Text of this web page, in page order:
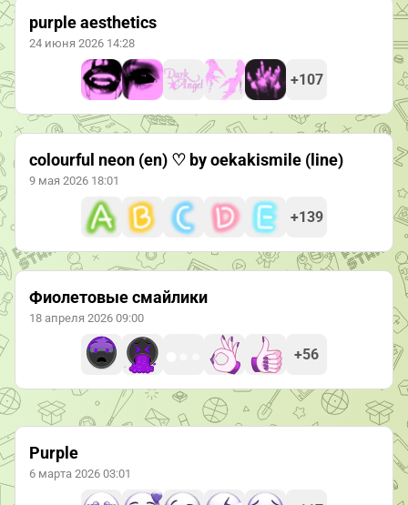
purple aesthetics
24 июня 2026 14:28
+107
colourful neon (en) ♡ by oekakismile (line)
9 мая 2026 18:01
+139
Фиолетовые смайлики
18 апреля 2026 09:00
+56
Purple
6 марта 2026 03:01